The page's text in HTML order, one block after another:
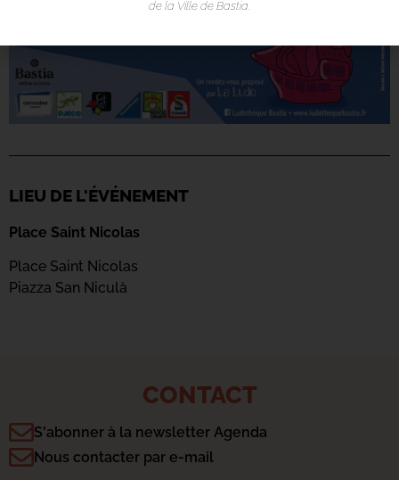
LIEU DE L'ÉVÉNEMENT
Place Saint Nicolas
Place Saint Nicolas
Piazza San Niculà
CONTACT
S'abonner à la newsletter Agenda
Nous contacter par e-mail
de la Ville de Bastia.